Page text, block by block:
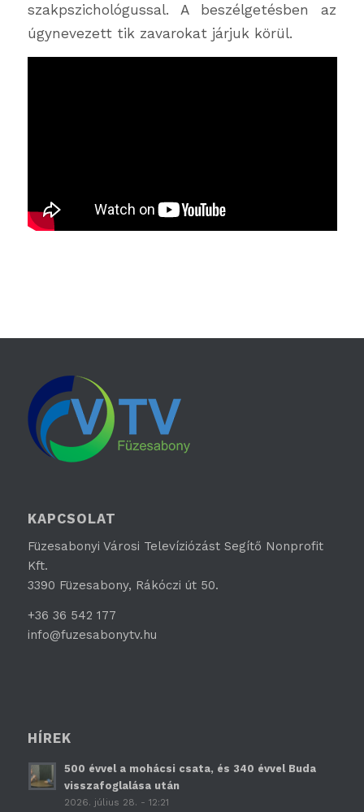
szakpszichológussal. A beszélgetésben az
úgynevezett tik zavarokat járjuk körül.
KAPCSOLAT
Füzesabonyi Városi Televíziózást Segítő Nonprofit
Kft.
3390 Füzesabony, Rákóczi út 50.
+36 36 542 177
info@fuzesabonytv.hu
HÍREK
500 évvel a mohácsi csata, és 340 évvel Buda
visszafoglalása után
2026. július 28. - 12:21